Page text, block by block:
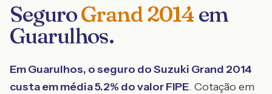
SeguroGrand2014em
Guarulhos.
EmGuarulhos, o seguro doSuzuki Grand 2014
custa em média5.2% do valor FIPE. Cotação em